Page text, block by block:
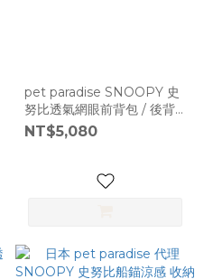
pet paradise SNOOPY 史
努比透氣網眼前背包 / 後背
包 [B1338]L號
NT$5,080